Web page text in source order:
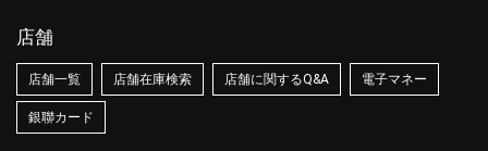
店舗
店舗一覧 店舗在庫検索 店舗に関するQ&A 電子マネー
銀聯カード